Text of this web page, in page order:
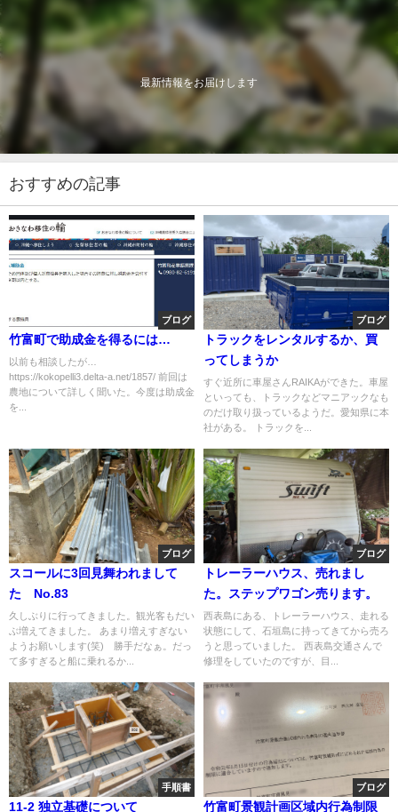
最新情報をお届けします
おすすめの記事
ブログ
竹富町で助成金を得るには…
以前も相談したが…
https://kokopelli3.delta-a.net/1857/ 前回は
農地について詳しく聞いた。今度は助成金
を...
ブログ
トラックをレンタルするか、買
ってしまうか
すぐ近所に車屋さんRAIKAができた。車屋
といっても、トラックなどマニアックなも
のだけ取り扱っているようだ。愛知県に本
社がある。 トラックを...
ブログ
スコールに3回見舞われまして
た No.83
久しぶりに行ってきました。観光客もだい
ぶ増えてきました。 あまり増えすぎない
ようお願いします(笑) 勝手だなぁ。だっ
て多すぎると船に乗れるか...
ブログ
トレーラーハウス、売れまし
た。ステップワゴン売ります。
西表島にある、トレーラーハウス、走れる
状態にして、石垣島に持ってきてから売ろ
うと思っていました。 西表島交通さんで
修理をしていたのですが、目...
手順書
11-2 独立基礎について
ブログ
竹富町景観計画区域内行為制限